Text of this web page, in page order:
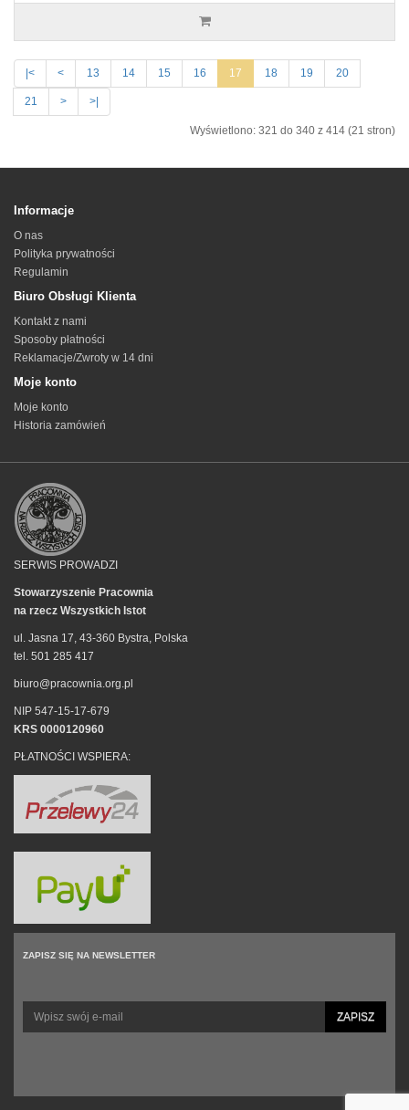
|< < 13 14 15 16 17 18 19 20
21 > >|
Wyświetlono: 321 do 340 z 414 (21 stron)
Informacje
O nas
Polityka prywatności
Regulamin
Biuro Obsługi Klienta
Kontakt z nami
Sposoby płatności
Reklamacje/Zwroty w 14 dni
Moje konto
Moje konto
Historia zamówień
SERWIS PROWADZI
Stowarzyszenie Pracownia
na rzecz Wszystkich Istot
ul. Jasna 17, 43-360 Bystra, Polska
tel. 501 285 417
biuro@pracownia.org.pl
NIP 547-15-17-679
KRS 0000120960
PŁATNOŚCI WSPIERA:
ZAPISZ SIĘ NA NEWSLETTER
ZAPISZ